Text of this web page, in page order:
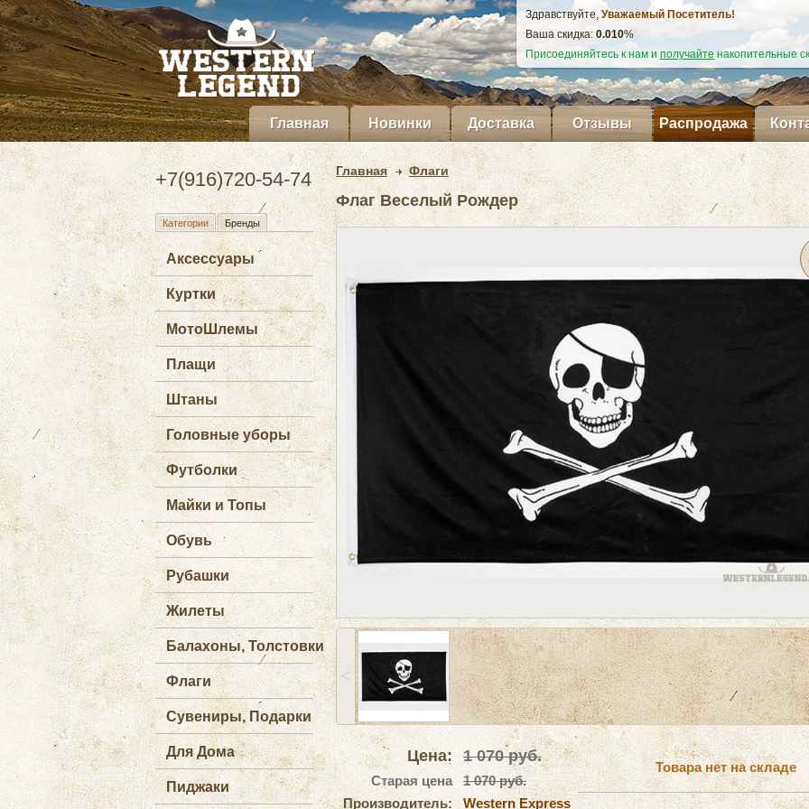
Здравствуйте, Уважаемый Посетитель!
Ваша скидка: 0.011%
Присоединяйтесь к нам и получайте накопительные
Главная Новинки Доставка Отзывы Распродажа
+7(916)720-54-74
Категории Бренды
Аксессуары
Куртки
МотоШлемы
Плащи
Штаны
Головные уборы
Футболки
Майки и Топы
Обувь
Рубашки
Жилеты
Балахоны, Толстовки
Флаги
Сувениры, Подарки
Для Дома
Пиджаки
Главная Флаги
Флаг Веселый Рождер
˂
Цена: 1 070руб.
Старая цена
1 070 руб.
Производитель:
Western Express
Товара нет на складе